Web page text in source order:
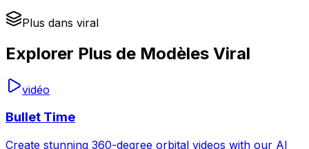
Plus dans viral
Explorer Plus de Modèles Viral
vidéo
Bullet Time
Create stunning 360-degree orbital videos with our AI